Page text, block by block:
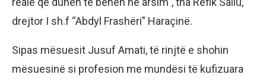
drejtor I sh.f “Abdyl Frashëri” Haraçinë.
Sipas mësuesit Jusuf Amati, të rinjtë e shohin
mësuesinë si profesion me mundësi të kufizuara